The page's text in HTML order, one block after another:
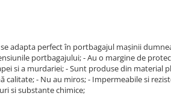
adapta perfect în portbagajul maşinii
portbagajului; - Au o margine de
si a murdariei; - Sunt produse din material
calitate; - Nu au miros; - Impermeabile si
si substante chimice;